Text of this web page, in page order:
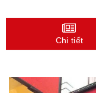
Chi tiết